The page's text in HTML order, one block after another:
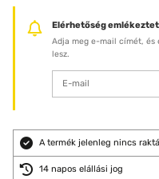
Elérhetőség
Adja meg e-mail címét, és
lesz.
A termék jelenleg nincs
14 napos elállási jog